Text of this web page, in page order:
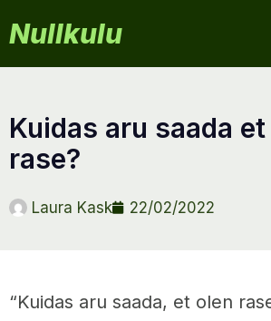
Nullkulu
kuidas aru saada et olen
rase?
Laura Kask 22/02/2022
“Kuidas aru saada, et olen